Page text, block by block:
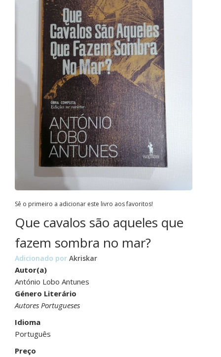
Sê o primeiro a adicionar este livro aos favoritos!
Que cavalos são aqueles que
fazem sombra no mar?
Adicionado por Akriskar
Autor(a)
António Lobo Antunes
Género Literário
Autores Portugueses
Idioma
Português
Preço